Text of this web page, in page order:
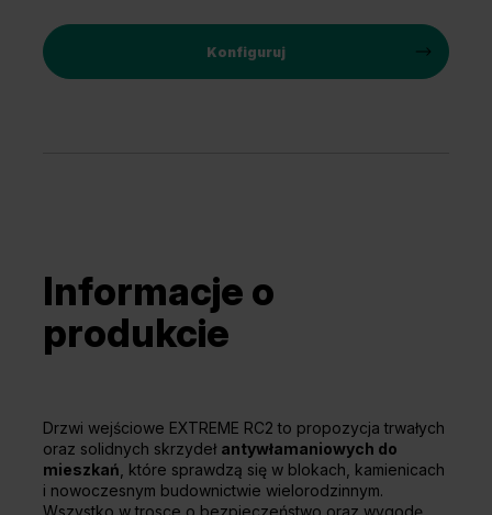
Konfiguruj
Informacje o
produkcie
Drzwi wejściowe EXTREME RC2 to propozycja trwałych
oraz solidnych skrzydeł antywłamaniowych do
mieszkań , które sprawdzą się w blokach, kamienicach
i nowoczesnym budownictwie wielorodzinnym.
Wszystko w trosce o bezpieczeństwo oraz wygodę